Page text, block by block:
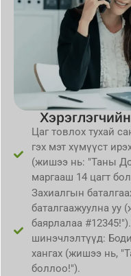
Цаг товлох тухай
гэх мэт хүмүүст
(жишээ нь: "Таны
маргааш 14 цагт
Захиалгын
баталгаажуулна уу
баярлалаа
шинэчлэлтүүд:
хангах (жишээ нь,
боллоо!").